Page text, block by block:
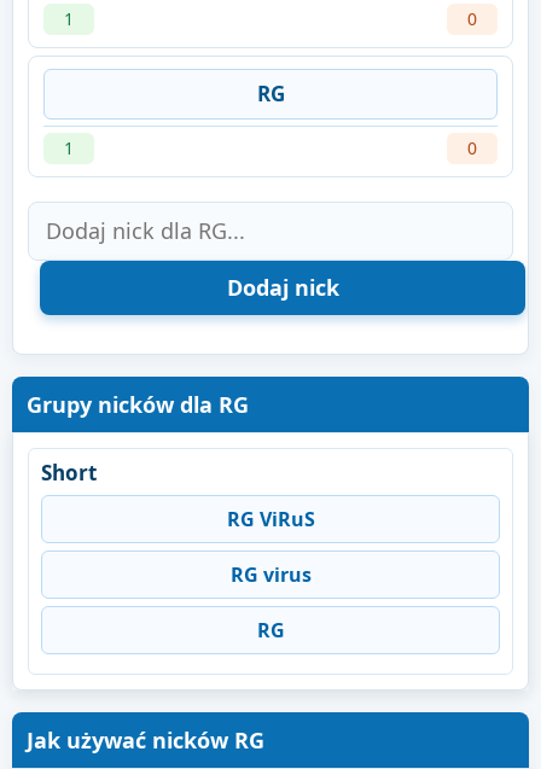
1 0
RG
1 0
Grupy nicków dla RG
Short
RG ViRuS
RG virus
RG
Jak używać nicków RG